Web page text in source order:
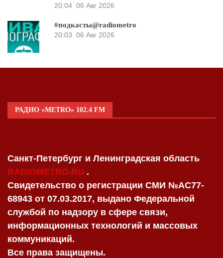
20:04 06 Авг 2026
#подкасты@radiometro
20:03 06 Авг 2026
РАДИО «METRO» 102.4 FM
Санкт-Петербург и Ленинградская область
RADIOMETRO.RU .
Свидетельство о регистрации СМИ №AC77-
68943 от 07.03.2017, выдано Федеральной
службой по надзору в сфере связи,
информационных технологий и массовых
коммуникаций.
Все права защищены.